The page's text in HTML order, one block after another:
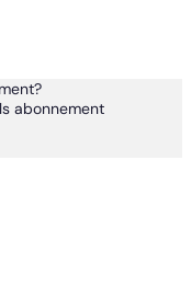
abonnement